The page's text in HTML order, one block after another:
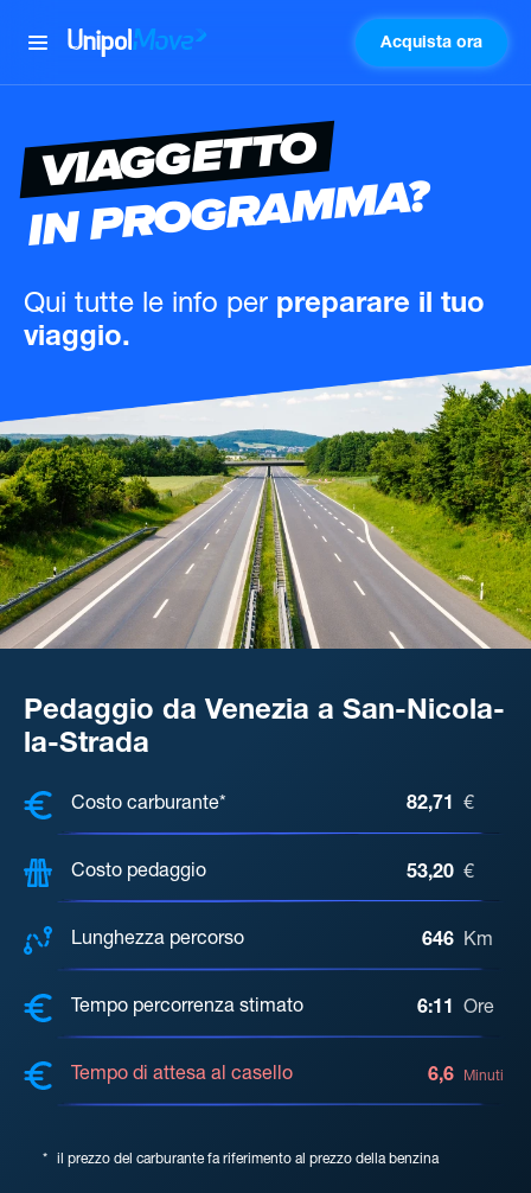
UnipolMove Acquista ora
VIAGGETTO
IN PROGRAMMA?
Qui tutte le info per preparare il tuo
viaggio.
Pedaggio da Venezia a San-Nicola-
la-Strada
COSTI, DISTANZA, TEMPO DI
Costo carburante* 82,71 €
Costo pedaggio 53,20 €
Lunghezza percorso 646 Km
Tempo percorrenza stimato 6:11 Ore
Tempo di attesa al casello 6,6 Minuti
* il prezzo del carburante fa riferimento al prezzo della benzina